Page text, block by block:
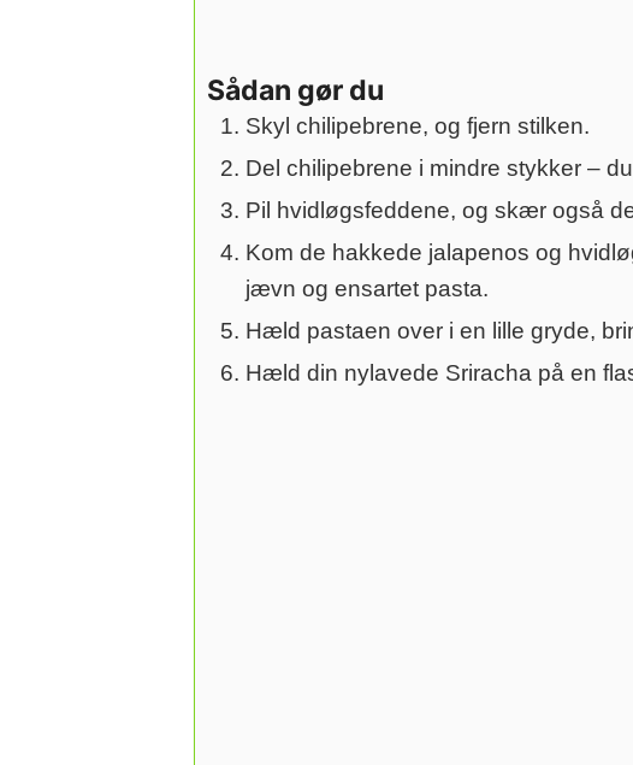
Sådan gør du
Skyl chilipebrene, og fjern stilken.
Del chilipebrene i mindre stykker –
Pil hvidløgsfeddene, og skær også
Kom de hakkede jalapenos og
jævn og ensartet pasta.
Hæld pastaen over i en lille gryde,
Hæld din nylavede Sriracha på en